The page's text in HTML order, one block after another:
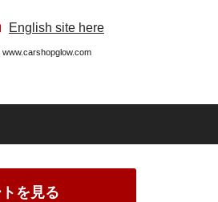
English site here
www.carshopglow.com
を見る